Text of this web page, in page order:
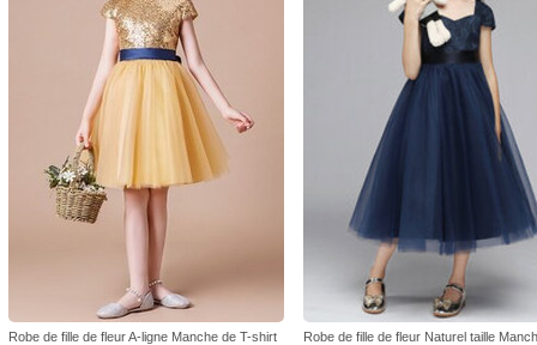
Robe de fille de fleur A-ligne Manche de T-shirt
Robe de fille de fleur Naturel taille